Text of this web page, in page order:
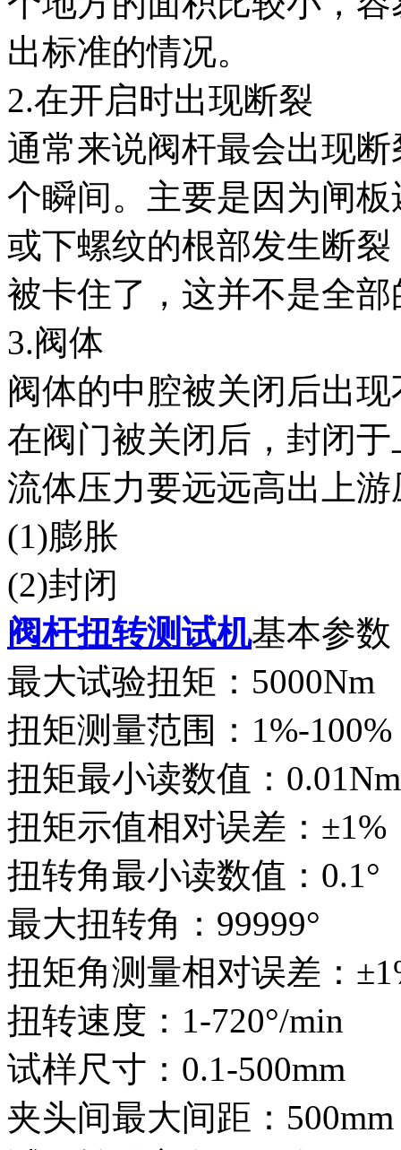
出标准的情况。
2.在开启时出现断裂
通常来说阀杆最会出现
个瞬间。主要是因为闸
或下螺纹的根部发生断
被卡住了，这并不是全
3.阀体
阀体的中腔被关闭后出
在阀门被关闭后，封闭
流体压力要远远高出上
(1)膨胀
(2)封闭
阀杆扭转测试机基本参
最大试验扭矩：5000Nm
扭矩测量范围：1%-
扭矩最小读数值：
扭矩示值相对误差：
扭转角最小读数值：0.1°
最大扭转角：99999°
扭矩角测量相对误差：
扭转速度：1-720°/min
试样尺寸：0.1-500mm
夹头间最大间距：